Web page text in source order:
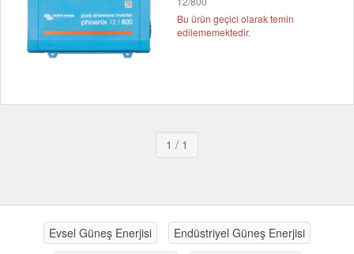
Bu ürün geçici olarak temin
edilememektedir.
1 / 1
Evsel Güneş Enerjisi
Endüstriyel Güneş Enerjisi